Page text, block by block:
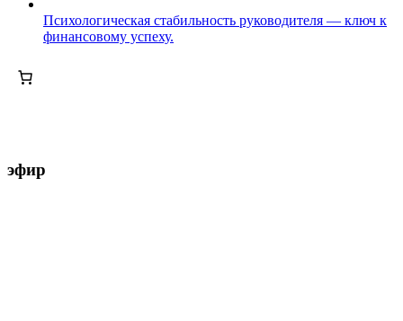
Психологическая стабильность руководителя — ключ к
финансовому успеху.
эфир